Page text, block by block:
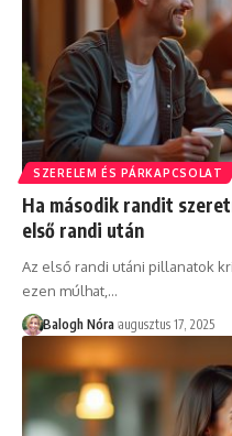
SZERELEM ÉS PÁRKAPCSOLAT
Ha második randit
első randi után
Az első randi utáni pillanatok
ezen múlhat, …
Balogh Nóra augusztus 17, 2025